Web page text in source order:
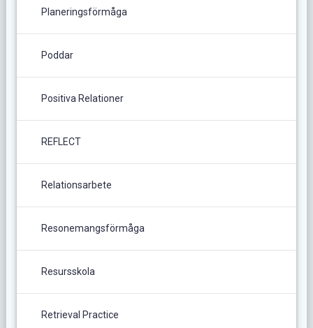
Planeringsförmåga
Poddar
Positiva Relationer
REFLECT
Relationsarbete
Resonemangsförmåga
Resursskola
Retrieval Practice